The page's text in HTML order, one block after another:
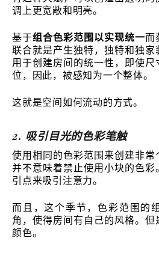
调上更宽敞和明亮。
基于组合色彩范围以实现统一而
联合就是产生独特，独特和独
用于创建房间的统一性，即使
位，因此，被感知为一个整体。
这就是空间如何流动的方式。
2. 吸引目光的色彩笔触
使用相同的色彩范围来创建非常
并不意味着禁止使用小块的色彩
引点来吸引注意力。
而且，这个季节，色彩范围的
角，使得房间有自己的风格。
颜色。